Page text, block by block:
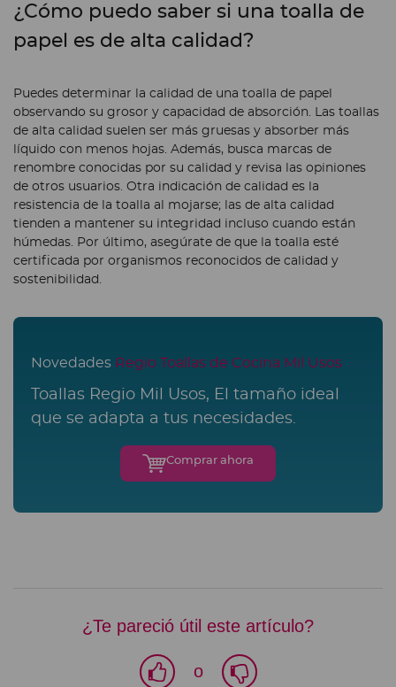
Novedades Regio Toallas de Cocina Mil Usos
Toallas Regio Mil Usos, El tamaño ideal
que se adapta a tus necesidades.
Comprar ahora
¿Cómo puedo saber si una toalla de
papel es de alta calidad?
Puedes determinar la calidad de una toalla de papel
observando su grosor y capacidad de absorción. Las toallas
de alta calidad suelen ser más gruesas y absorber más
líquido con menos hojas. Además, busca marcas de
renombre conocidas por su calidad y revisa las opiniones
de otros usuarios. Otra indicación de calidad es la
resistencia de la toalla al mojarse; las de alta calidad
tienden a mantener su integridad incluso cuando están
húmedas. Por último, asegúrate de que la toalla esté
certificada por organismos reconocidos de calidad y
sostenibilidad.
¿Te pareció útil este artículo?
o